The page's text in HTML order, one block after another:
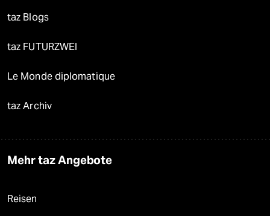
taz Blogs
taz FUTURZWEI
Le Monde diplomatique
taz Archiv
Mehr taz Angebote
Reisen